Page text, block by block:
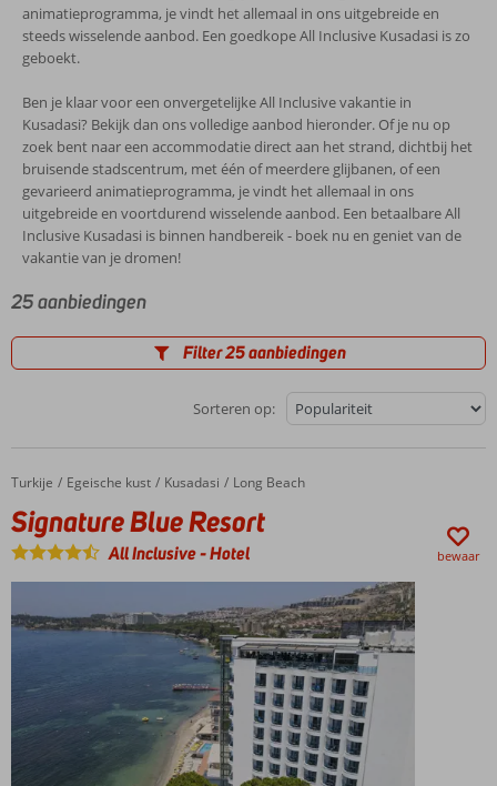
animatieprogramma, je vindt het allemaal in ons uitgebreide en
steeds wisselende aanbod. Een goedkope All Inclusive Kusadasi is zo
geboekt.
Ben je klaar voor een onvergetelijke All Inclusive vakantie in
Kusadasi? Bekijk dan ons volledige aanbod hieronder. Of je nu op
zoek bent naar een accommodatie direct aan het strand, dichtbij het
bruisende stadscentrum, met één of meerdere glijbanen, of een
gevarieerd animatieprogramma, je vindt het allemaal in ons
uitgebreide en voortdurend wisselende aanbod. Een betaalbare All
Inclusive Kusadasi is binnen handbereik - boek nu en geniet van de
vakantie van je dromen!
25 aanbiedingen
Filter 25 aanbiedingen
Sorteren op:
Home
Turkije Egeische kust Kusadasi Long Beach
Signature Blue Resort
Signature Blue Resort
All Inclusive-Hotel bewaar